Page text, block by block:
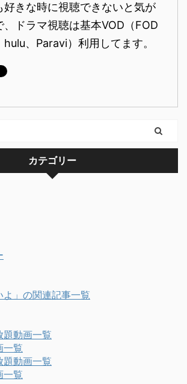
好きな時に視聴できないと気が
、ドラマ視聴は基本VOD（FOD
、Paravi）利用してます。
カテゴリー
」の関連記事一覧
題動画一覧
一覧
題動画一覧
一覧